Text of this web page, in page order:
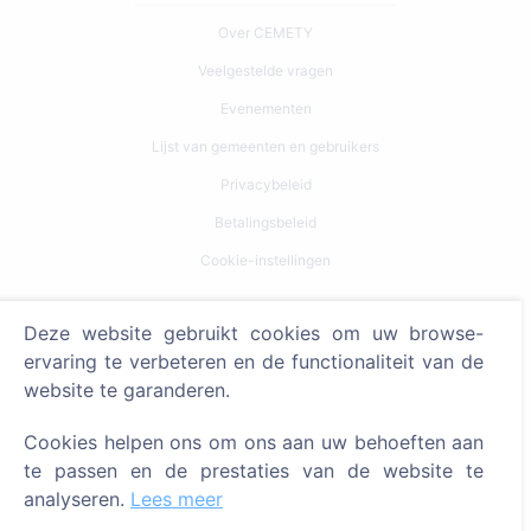
Over CEMETY
Veelgestelde vragen
Evenementen
Lijst van gemeenten en gebruikers
Privacybeleid
Betalingsbeleid
Cookie-instellingen
Zoeken naar overledenen
Zoeken naar begraafplaatsen
Diensten
Deze website gebruikt cookies om uw browse-
ervaring te verbeteren en de functionaliteit van de
website te garanderen.
Cookies helpen ons om ons aan uw behoeften aan
te passen en de prestaties van de website te
analyseren. Lees meer